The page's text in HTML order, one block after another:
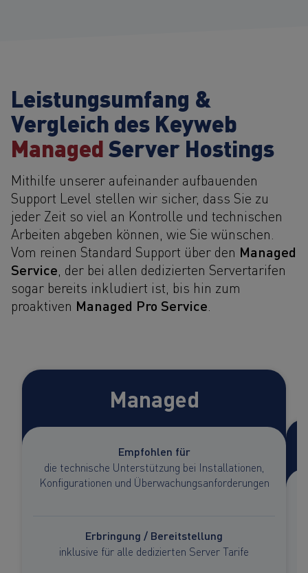
Leistungsumfang &
Vergleich des Keyweb
ManagedServer Hostings
Mithilfe unserer aufeinander aufbauenden
Support Level stellen wir sicher, dass Sie zu
jeder Zeit so viel an Kontrolle und technischen
Arbeiten abgeben können, wie Sie wünschen.
Vom reinen Standard Support über den Managed
Service , der bei allen dedizierten Servertarifen
sogar bereits inkludiert ist, bis hin zum
proaktiven Managed Pro Service
Managed
Empfohlen für
die technische Unterstützung bei Installationen,
Konfigurationen und Überwachungsanforderungen
Erbringung / Bereitstellung
inklusive für alle dedizierten Server Tarife